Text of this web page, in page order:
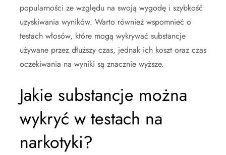
popularności ze względu na swoją wygodę i szybkość
uzyskiwania wyników. Warto również wspomnieć o
testach włosów, które mogą wykrywać substancje
używane przez dłuższy czas, jednak ich koszt oraz czas
oczekiwania na wyniki są znacznie wyższe.
Jakie substancje można
wykryć w testach na
narkotyki?